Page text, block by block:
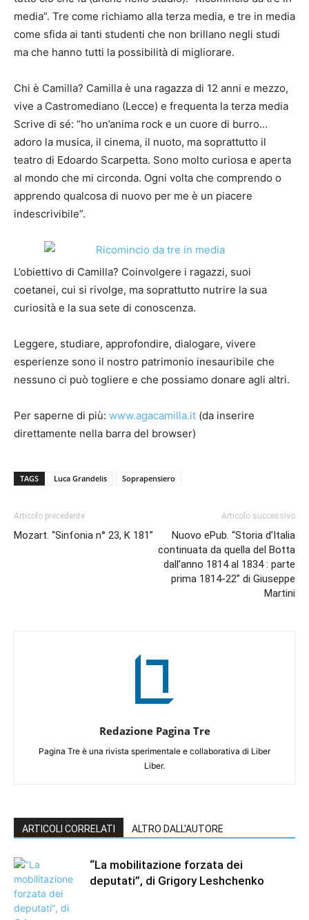
media”. Tre come richiamo alla terza media, e tre in media
come sfida ai tanti studenti che non brillano negli studi
ma che hanno tutti la possibilità di migliorare.
Chi è Camilla? Camilla è una ragazza di 12 anni e mezzo,
vive a Castromediano (Lecce) e frequenta la terza media
Scrive di sé: “ho un’anima rock e un cuore di burro…
adoro la musica, il cinema, il nuoto, ma soprattutto il
teatro di Edoardo Scarpetta. Sono molto curiosa e aperta
al mondo che mi circonda. Ogni volta che comprendo o
apprendo qualcosa di nuovo per me è un piacere
indescrivibile”.
L’obiettivo di Camilla? Coinvolgere i ragazzi, suoi
coetanei, cui si rivolge, ma soprattutto nutrire la sua
curiosità e la sua sete di conoscenza.
Leggere, studiare, approfondire, dialogare, vivere
esperienze sono il nostro patrimonio inesauribile che
nessuno ci può togliere e che possiamo donare agli altri.
Per saperne di più: www.agacamilla.it (da inserire
direttamente nella barra del browser)
TAGS Luca Grandelis Soprapensiero
Articolo precedente
Mozart. “Sinfonia n° 23, K 181”
Articolo successivo
Nuovo ePub. “Storia d’Italia
continuata da quella del Botta
dall’anno 1814 al 1834 : parte
prima 1814-22” di Giuseppe
Martini
Redazione Pagina Tre
Pagina Tre è una rivista sperimentale e collaborativa di Liber
Liber.
ARTICOLI CORRELATI ALTRO DALL'AUTORE
“La mobilitazione forzata dei
deputati”, di Grigory Leshchenko